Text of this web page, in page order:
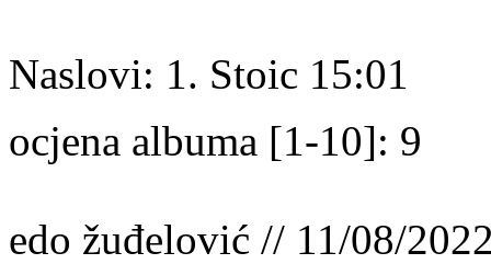
Naslovi: 1. Stoic 15:01
ocjena albuma [1-10]: 9
edo žuđelović // 11/08/